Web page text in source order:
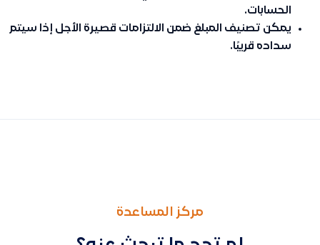
الحسابات.
يمكن تصنيف المبلغ ضمن الالتزامات قصيرة الأجل إذا سيتم
سداده قريبًا.
مركز المساعدة